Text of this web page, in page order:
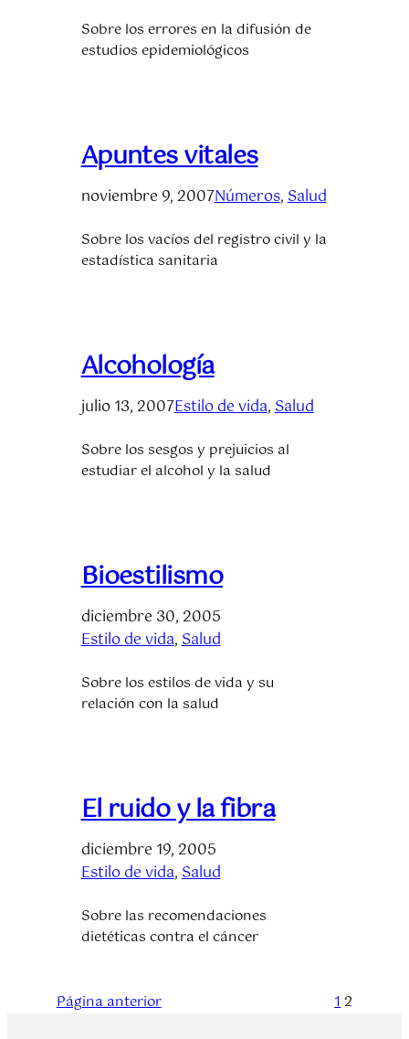
Sobre los errores en la difusión de
estudios epidemiológicos
Apuntes vitales
noviembre 9, 2007Números, Salud
Sobre los vacíos del registro civil y la
estadística sanitaria
Alcohología
julio 13, 2007Estilo de vida, Salud
Sobre los sesgos y prejuicios al
estudiar el alcohol y la salud
Bioestilismo
diciembre 30, 2005
Estilo de vida, Salud
Sobre los estilos de vida y su
relación con la salud
El ruido y la fibra
diciembre 19, 2005
Estilo de vida, Salud
Sobre las recomendaciones
dietéticas contra el cáncer
Página anterior 12